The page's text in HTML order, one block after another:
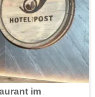
im Ahrtal